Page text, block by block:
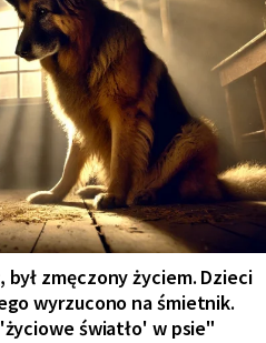
zmęczony życiem. Dzieci
wyrzucono na śmietnik.
światło' w psie"